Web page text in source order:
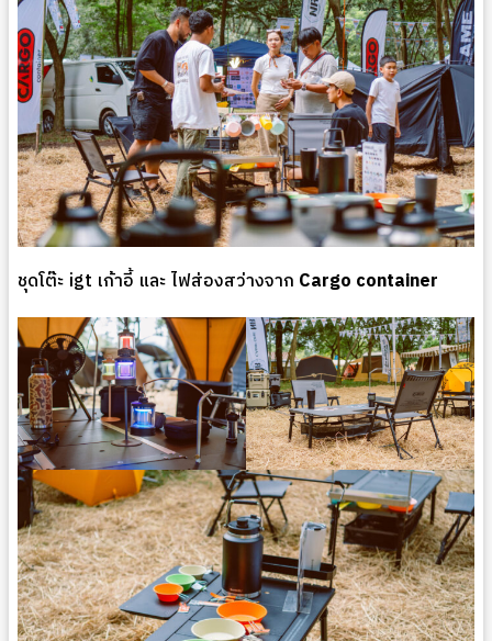
ชุดโต๊ะ igt เก้าอี้ และ ไฟส่องสว่างจาก Cargo container